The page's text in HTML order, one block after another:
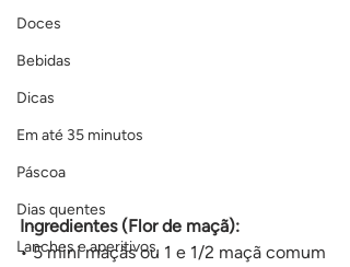
Doces
Bebidas
Dicas
Em até 35 minutos
Páscoa
Dias quentes
Lanches e aperitivos
Ingredientes (Flor de maçã):
• 5 mini maçãs ou 1 e 1/2 maçã comum